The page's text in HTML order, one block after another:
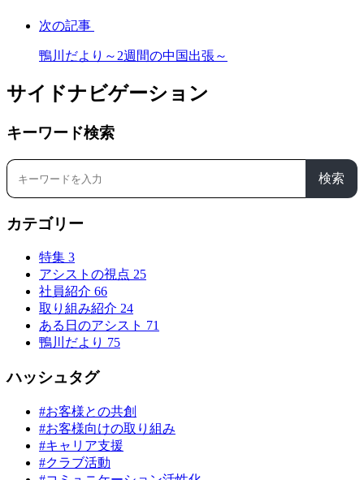
次の記事
鴨川だより～2週間の中国出張～
サイドナビゲーション
キーワード検索
検索
カテゴリー
特集 3
アシストの視点 25
社員紹介 66
取り組み紹介 24
ある日のアシスト 71
鴨川だより 75
ハッシュタグ
#お客様との共創
#お客様向けの取り組み
#キャリア支援
#クラブ活動